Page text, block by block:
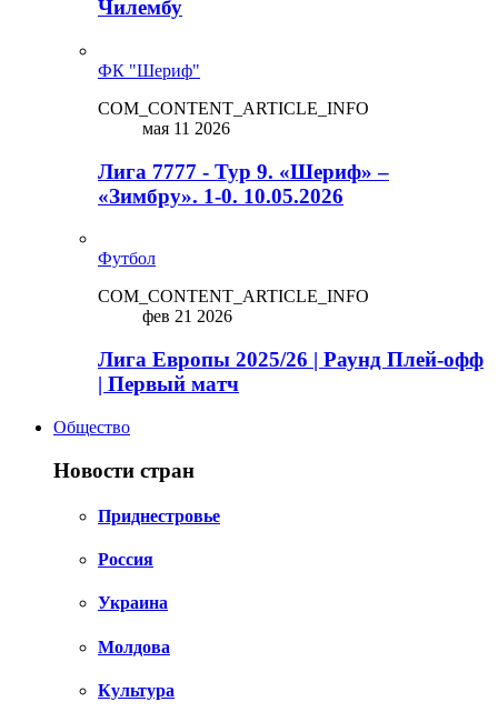
Чилембу
ФК "Шериф"
COM_CONTENT_ARTICLE_INFO
мая 11 2026
Лига 7777 - Тур 9. «Шериф» –
«Зимбру». 1-0. 10.05.2026
Футбол
COM_CONTENT_ARTICLE_INFO
фев 21 2026
Лига Европы 2025/26 | Раунд Плей-офф
| Первый матч
Общество
Новости стран
Приднестровье
Россия
Украина
Молдова
Культура